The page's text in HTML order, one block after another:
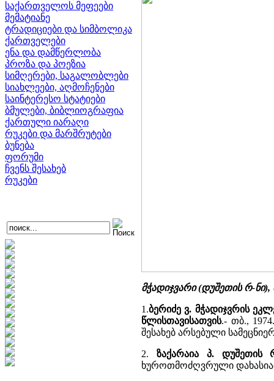
საქართველოს მეფეები
მემატიანე
ტრადიციები და სიმბოლიკა
ქართველები
ენა და დამწერლობა
პროზა და პოეზია
სიმღერები, საგალობლები
სიახლეები, აღმოჩენები
საინტერესო სტატიები
ბმულები, ბიბლიოგრაფია
ქართული იარაღი
რუკები და მარშრუტები
ბუნება
ფორუმი
ჩვენს შესახებ
რუკები
მჭადიჯვარი (დუშეთის რ-
1.ბერიძე ვ. მჭადიჯვრის
წლისთავისათვის.- თბ.,
შესახებ არსებული
2. ზაქარაია პ. დუშეთის
ხუროთმოძღვრული